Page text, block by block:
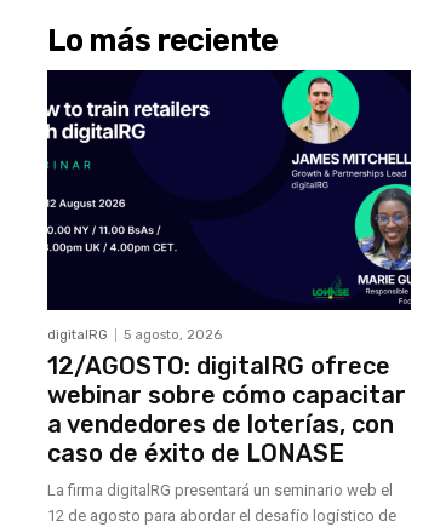
Lo más reciente
digitalRG 5 agosto, 2026
12/AGOSTO: digitalRG ofrece
webinar sobre cómo capacitar
a vendedores de loterías, con
caso de éxito de LONASE
La firma digitalRG presentará un seminario web el
12 de agosto para abordar el desafío logístico de